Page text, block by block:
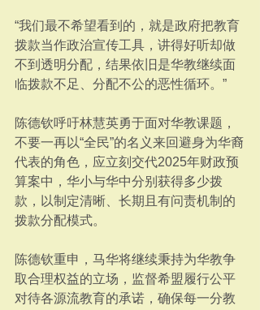
“我们最不希望看到的，就是政府把教育
拨款当作政治宣传工具，讲得好听却做
不到透明分配，结果依旧是华教继续面
临拨款不足、分配不公的恶性循环。”
陈德钦呼吁林慧英勇于面对华教课题，
不要一再以“全民”的名义来回避身为华裔
代表的角色，应立刻交代2025年财政预
算案中，华小与华中分别获得多少拨
款，以制定清晰、长期且有问责机制的
拨款分配模式。
陈德钦重申，马华将继续秉持为华教争
取合理权益的立场，监督希盟履行公平
对待各源流教育的承诺，确保每一分教